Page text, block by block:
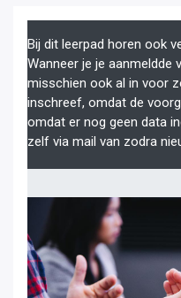
Bij dit leerpad horen ook
Wanneer je je aanmeldde
misschien ook al in voor
inschreef, omdat de
omdat er nog geen data
zelf via mail van zodra